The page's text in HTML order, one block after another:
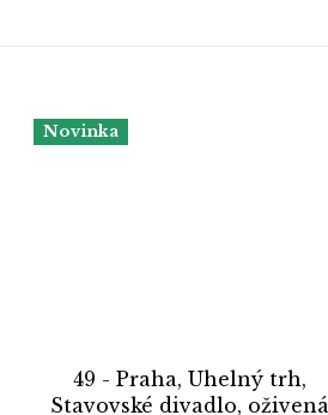
Novinka
49 - Praha, Uhelný trh,
Stavovské divadlo, oživená